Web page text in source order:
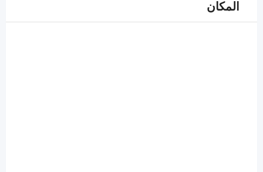
المكان